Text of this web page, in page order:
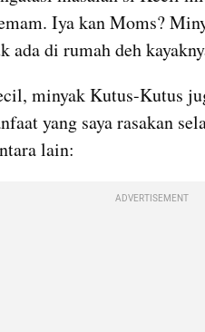
Iya kan Moms?
ada di rumah deh
minyak Kutus-Kutus
yang saya rasakan
lain:
ADVERTISEMENT